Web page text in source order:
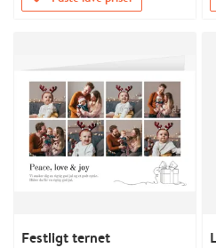
Festligt ternet